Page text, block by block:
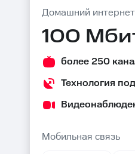
Домашний
100
более 250
Технология
Мобильная связь